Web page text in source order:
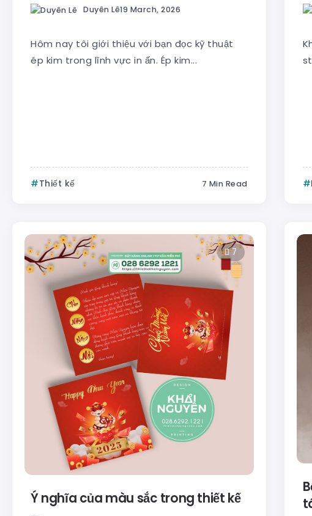
Duyên Lê19 March, 2026
Hôm nay tôi giới thiệu với bạn đọc kỹ thuật
ép kim trong lĩnh vực in ấn. Ép kim...
Thiết kế 7 Min Read
7
Ý nghĩa của màu sắc trong thiết kế